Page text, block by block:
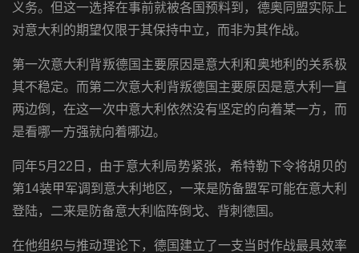
义务。但这一选择在事前就被各国预料到，德奥同盟实际上
对意大利的期望仅限于其保持中立，而非为其作战。
第一次意大利背叛德国主要原因是意大利和奥地利的关系极
其不稳定。而第二次意大利背叛德国主要原因是意大利一直
两边倒，在这一次中意大利依然没有坚定的向着某一方，而
是看哪一方强就向着哪边。
同年5月22日，由于意大利局势紧张，希特勒下令将胡贝的
第14装甲军调到意大利地区，一来是防备盟军可能在意大利
登陆，二来是防备意大利临阵倒戈、背刺德国。
在他组织与推动理论下，德国建立了一支当时作战最具效率